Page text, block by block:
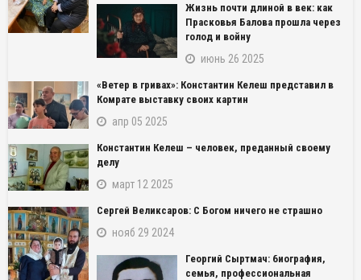
Жизнь почти длиной в век: как
Прасковья Балова прошла через
голод и войну
июнь 26 2025
«Ветер в гривах»: Константин Келеш представил в
Комрате выставку своих картин
апр 05 2025
Константин Келеш – человек, преданный своему
делу
март 12 2025
Сергей Великсаров: С Богом ничего не страшно
нояб 29 2024
Георгий Сыртмач: биография,
семья, профессиональная